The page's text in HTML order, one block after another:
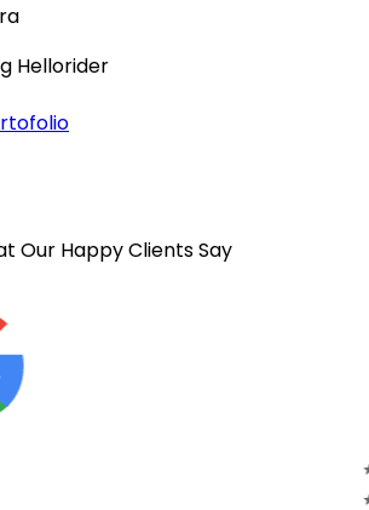
Hellorider
Our Happy Clients Say